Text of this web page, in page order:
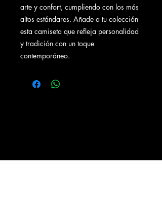
arte y confort, cumpliendo con los más
altos estándares. Añade a tu colección
esta camiseta que refleja personalidad
y tradición con un toque
contemporáneo.